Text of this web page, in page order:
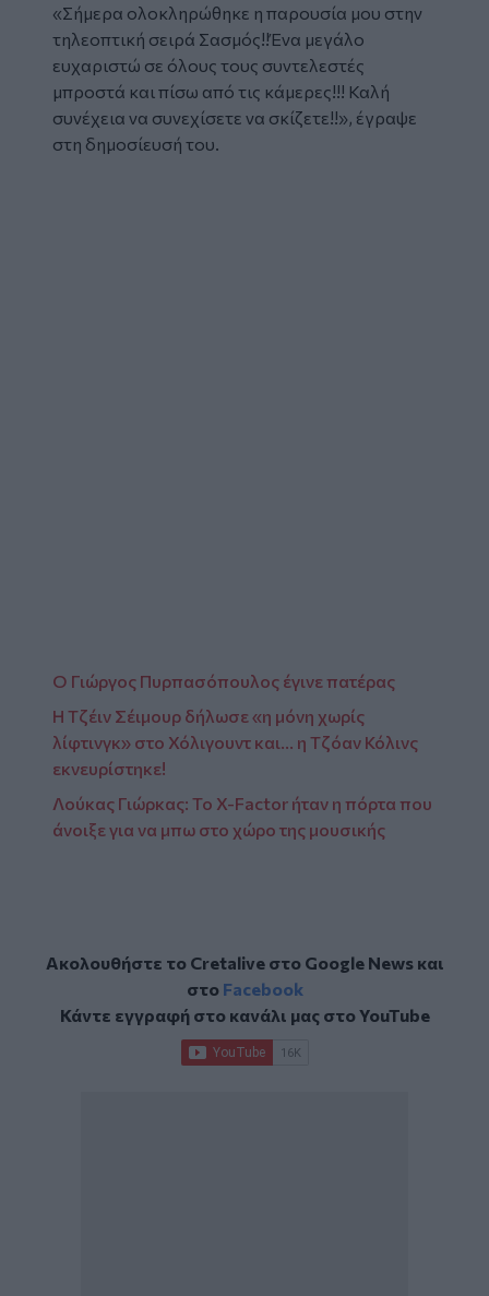
«Σήμερα ολοκληρώθηκε η παρουσία μου στην
τηλεοπτική σειρά Σασμός!!Ένα μεγάλο
ευχαριστώ σε όλους τους συντελεστές
μπροστά και πίσω από τις κάμερες!!! Καλή
συνέχεια να συνεχίσετε να σκίζετε!!», έγραψε
στη δημοσίευσή του.
Ο Γιώργος Πυρπασόπουλος έγινε πατέρας
Η Τζέιν Σέιμουρ δήλωσε «η μόνη χωρίς
λίφτινγκ» στο Χόλιγουντ και... η Τζόαν Κόλινς
εκνευρίστηκε!
Λούκας Γιώρκας: Το X-Factor ήταν η πόρτα που
άνοιξε για να μπω στο χώρο της μουσικής
Ακολουθήστε το Cretalive στο Google Newsκαι
στο Facebook
Κάντε εγγραφή στο κανάλι μας στοYouTube